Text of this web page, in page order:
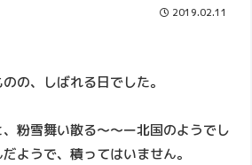
2019.02.11
の、しばれる日でした。
粉雪舞い散る～～ー北国のようでし
ようで、積ってはいません。